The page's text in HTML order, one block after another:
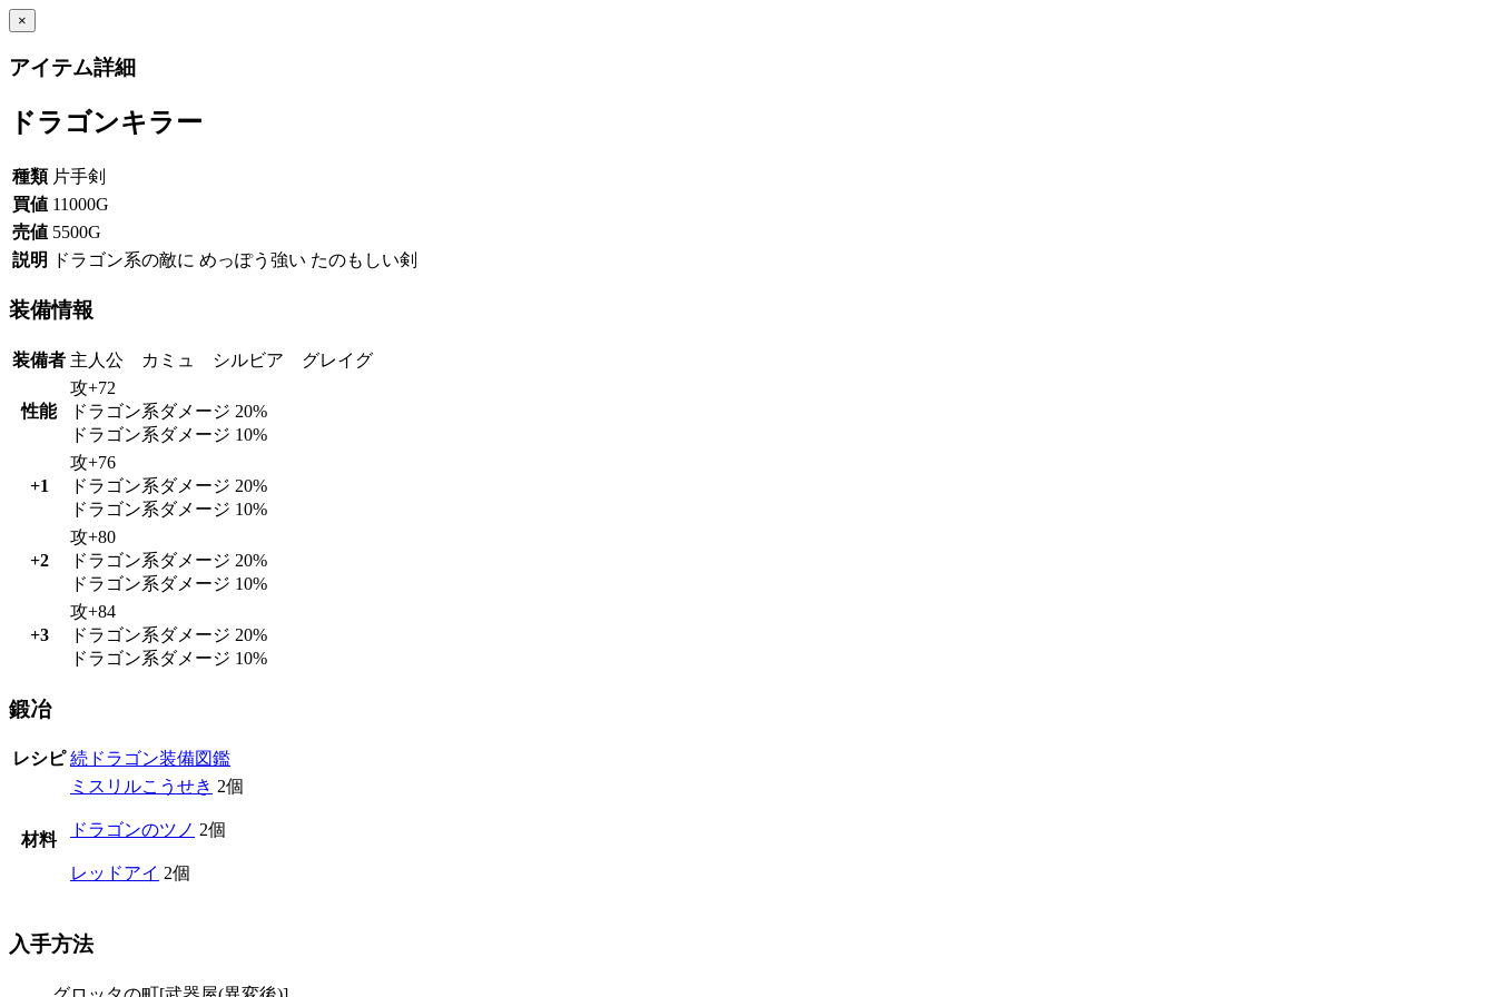
×
アイテム詳細
ドラゴンキラー
種類 片手剣
買値 11000G
売値 5500G
説明
ドラゴン系の敵に めっぽう強い たのもしい剣
装備情報
装備者 主人公 カミュ シルビア グレイグ
性能
攻+72
ドラゴン系ダメージ 20%
ドラゴン系ダメージ 10%
+1
攻+76
ドラゴン系ダメージ 20%
ドラゴン系ダメージ 10%
+2
攻+80
ドラゴン系ダメージ 20%
ドラゴン系ダメージ 10%
+3
攻+84
ドラゴン系ダメージ 20%
ドラゴン系ダメージ 10%
鍛冶
レシピ 続ドラゴン装備図鑑
材料
ミスリルこうせき 2個
ドラゴンのツノ 2個
レッドアイ 2個
入手方法